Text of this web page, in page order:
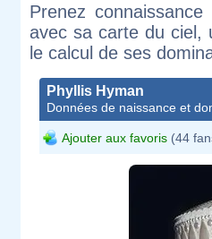
Prenez
avec sa carte du ciel,
le calcul de ses
Phyllis Hyman
Données de naissance et
Ajouter aux favoris (44